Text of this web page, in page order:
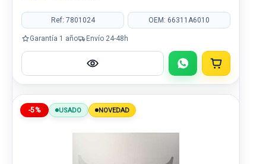
Ref: 7801024 OEM: 66311A6010
Garantía 1 año Envío 24-48h
-5% USADO NOVEDAD